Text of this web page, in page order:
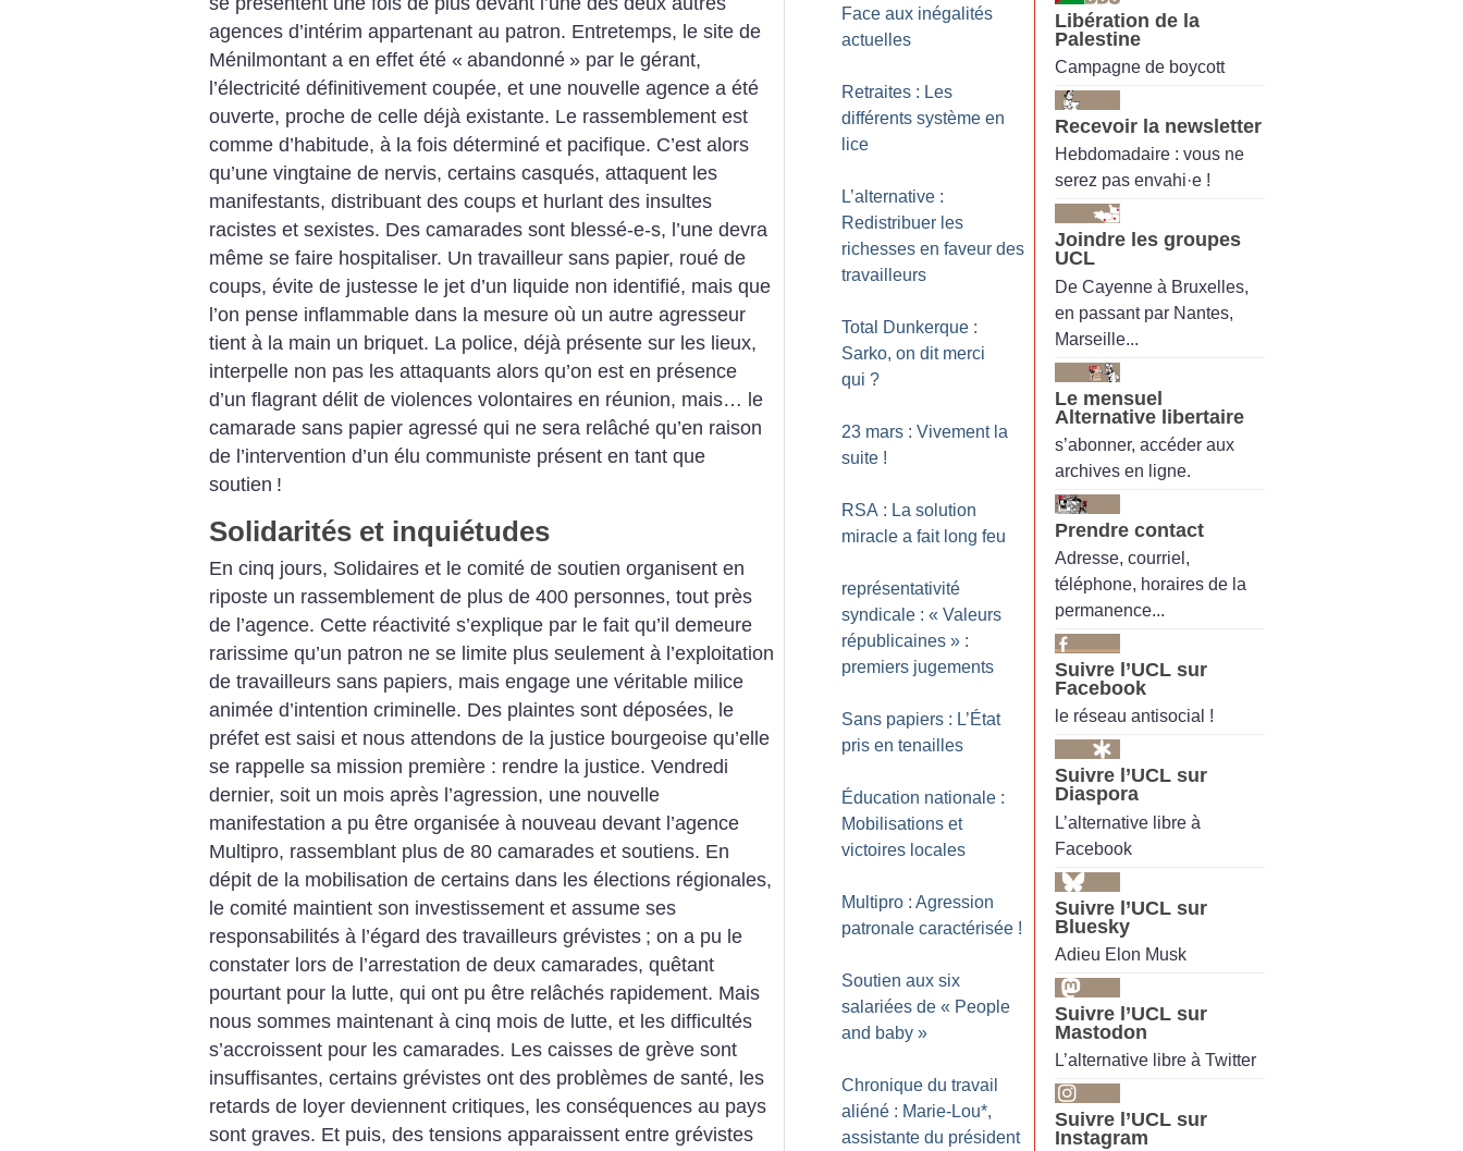
agences d’intérim appartenant au patron. Entretemps, le site de
Ménilmontant a en effet été « abandonné » par le gérant,
l’électricité définitivement coupée, et une nouvelle agence a été
ouverte, proche de celle déjà existante. Le rassemblement est
comme d’habitude, à la fois déterminé et pacifique. C’est alors
qu’une vingtaine de nervis, certains casqués, attaquent les
manifestants, distribuant des coups et hurlant des insultes
racistes et sexistes. Des camarades sont blessé-e-s, l’une devra
même se faire hospitaliser. Un travailleur sans papier, roué de
coups, évite de justesse le jet d’un liquide non identifié, mais que
l’on pense inflammable dans la mesure où un autre agresseur
tient à la main un briquet. La police, déjà présente sur les lieux,
interpelle non pas les attaquants alors qu’on est en présence
d’un flagrant délit de violences volontaires en réunion, mais… le
camarade sans papier agressé qui ne sera relâché qu’en raison
de l’intervention d’un élu communiste présent en tant que
soutien !
Solidarités et inquiétudes
En cinq jours, Solidaires et le comité de soutien organisent en
riposte un rassemblement de plus de 400 personnes, tout près
de l’agence. Cette réactivité s’explique par le fait qu’il demeure
rarissime qu’un patron ne se limite plus seulement à l’exploitation
de travailleurs sans papiers, mais engage une véritable milice
animée d’intention criminelle. Des plaintes sont déposées, le
préfet est saisi et nous attendons de la justice bourgeoise qu’elle
se rappelle sa mission première : rendre la justice. Vendredi
dernier, soit un mois après l’agression, une nouvelle
manifestation a pu être organisée à nouveau devant l’agence
Multipro, rassemblant plus de 80 camarades et soutiens. En
dépit de la mobilisation de certains dans les élections régionales,
le comité maintient son investissement et assume ses
responsabilités à l’égard des travailleurs grévistes ; on a pu le
constater lors de l’arrestation de deux camarades, quêtant
pourtant pour la lutte, qui ont pu être relâchés rapidement. Mais
nous sommes maintenant à cinq mois de lutte, et les difficultés
s’accroissent pour les camarades. Les caisses de grève sont
insuffisantes, certains grévistes ont des problèmes de santé, les
retards de loyer deviennent critiques, les conséquences au pays
sont graves. Et puis, des tensions apparaissent entre grévistes
Face aux inégalités
actuelles
Retraites : Les
différents système en
lice
L’alternative :
Redistribuer les
richesses en faveur des
travailleurs
Total Dunkerque :
Sarko, on dit merci
qui ?
23 mars : Vivement la
suite !
RSA : La solution
miracle a fait long feu
représentativité
syndicale : « Valeurs
républicaines » :
premiers jugements
Sans papiers : L’État
pris en tenailles
Éducation nationale :
Mobilisations et
victoires locales
Multipro : Agression
patronale caractérisée !
Soutien aux six
salariées de « People
and baby »
Chronique du travail
aliéné : Marie-Lou*,
assistante du président
Libération de la
Palestine
Campagne de boycott
Recevoir la newsletter
Hebdomadaire : vous ne
serez pas envahi·e !
Joindre les groupes
UCL
De Cayenne à Bruxelles,
en passant par Nantes,
Marseille...
Le mensuel
Alternative libertaire
s’abonner, accéder aux
archives en ligne.
Prendre contact
Adresse, courriel,
téléphone, horaires de la
permanence...
Suivre l’UCL sur
Facebook
le réseau antisocial !
Suivre l’UCL sur
Diaspora
L’alternative libre à
Facebook
Suivre l’UCL sur
Bluesky
Adieu Elon Musk
Suivre l’UCL sur
Mastodon
L’alternative libre à Twitter
Suivre l’UCL sur
Instagram